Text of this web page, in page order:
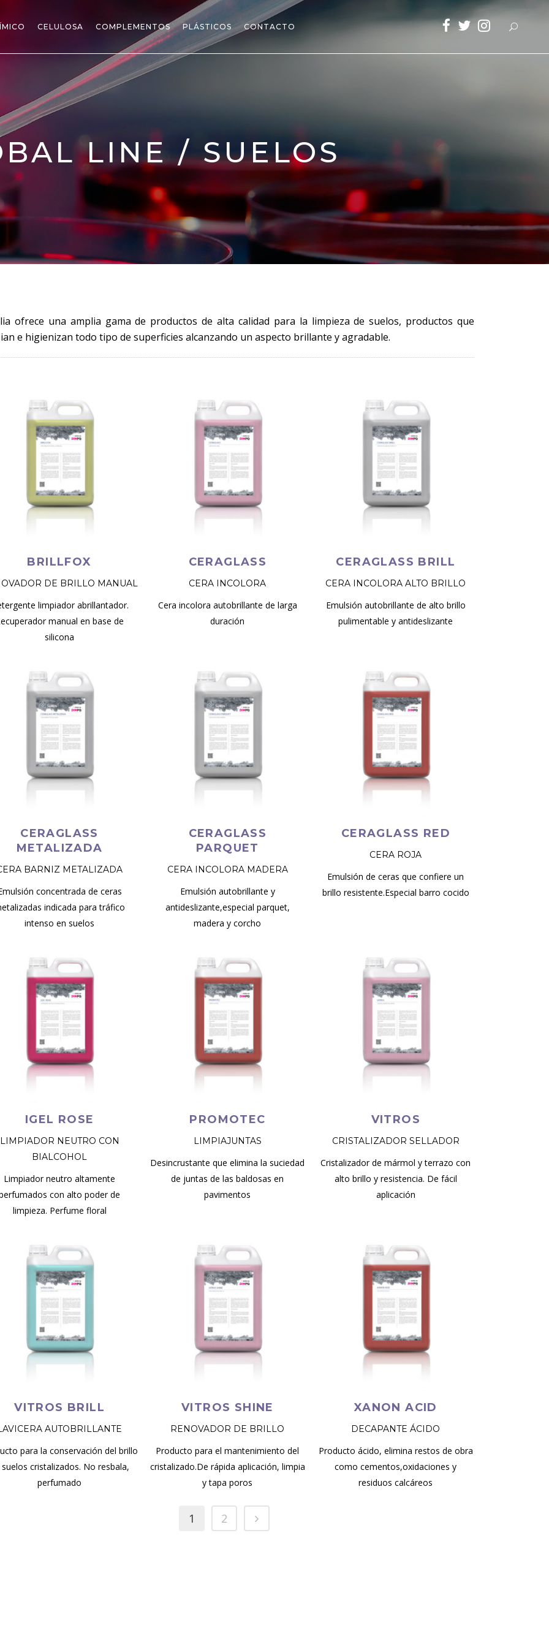
CELULOSA COMPLEMENTOS PLÁSTICOS CONTACTO
LINE / SUELOS
ofrece una amplia gama de productos de alta calidad para la limpieza de suelos, productos que
e higienizan todo tipo de superficies alcanzando un aspecto brillante y agradable.
BRILLFOX
DE BRILLO MANUAL
limpiador abrillantador.
manual en base de
silicona
CERAGLASS
CERA INCOLORA
Cera incolora autobrillante de larga
duración
CERAGLASS BRILL
CERA INCOLORA ALTO BRILLO
Emulsión autobrillante de alto brillo
pulimentable y antideslizante
CERAGLASS
METALIZADA
BARNIZ METALIZADA
concentrada de ceras
indicada para tráfico
intenso en suelos
CERAGLASS
PARQUET
CERA INCOLORA MADERA
Emulsión autobrillante y
antideslizante,especial parquet,
madera y corcho
CERAGLASS RED
CERA ROJA
Emulsión de ceras que confiere un
brillo resistente.Especial barro cocido
IGEL ROSE
LIMPIADOR NEUTRO CON
BIALCOHOL
Limpiador neutro altamente
con alto poder de
limpieza. Perfume floral
PROMOTEC
LIMPIAJUNTAS
Desincrustante que elimina la suciedad
de juntas de las baldosas en
pavimentos
VITROS
CRISTALIZADOR SELLADOR
Cristalizador de mármol y terrazo con
alto brillo y resistencia. De fácil
aplicación
VITROS BRILL
AUTOBRILLANTE
para la conservación del brillo
cristalizados. No resbala,
perfumado
VITROS SHINE
RENOVADOR DE BRILLO
Producto para el mantenimiento del
cristalizado.De rápida aplicación, limpia
y tapa poros
XANON ACID
DECAPANTE ÁCIDO
Producto ácido, elimina restos de obra
como cementos,oxidaciones y
residuos calcáreos
1 2